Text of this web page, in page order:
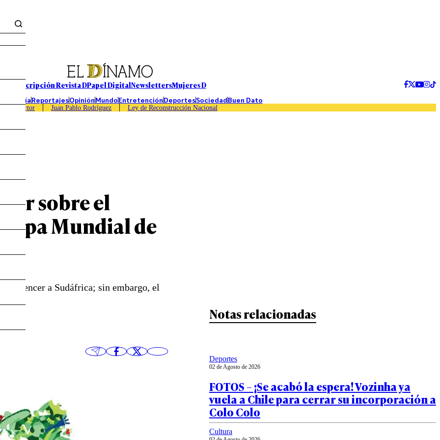
Suscripción Revista DPapel DigitalNewslettersMujeres D
EconomíaReportajesOpiniónMundoEntretenciónDeportesSociedadBuen Dato
Caso Sartor Juan Pablo Rodríguez Ley de Reconstrucción Nacional
sobre el
Mundial de
vencer a Sudáfrica; sin embargo, el
Notas relacionadas
Deportes
02 de Agosto de 2026
FOTOS – ¡Se acabó la espera! Vozinha ya
vuela a Chile para cerrar su incorporación a
Colo Colo
Cultura